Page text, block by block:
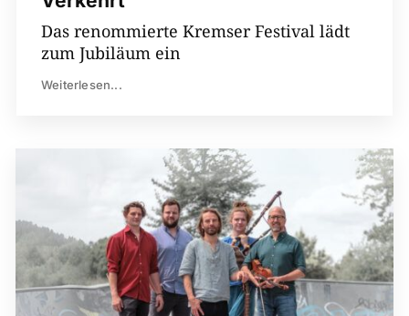
Das renommierte Kremser Festival lädt
zum Jubiläum ein
Weiterlesen...